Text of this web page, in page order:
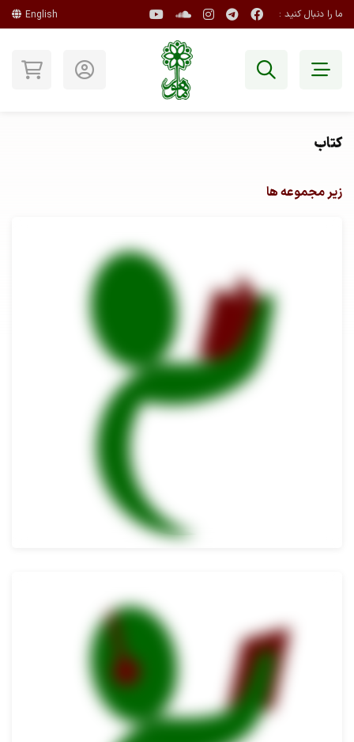
ما را دنبال کنید : English
کتاب
زیر مجموعه ها